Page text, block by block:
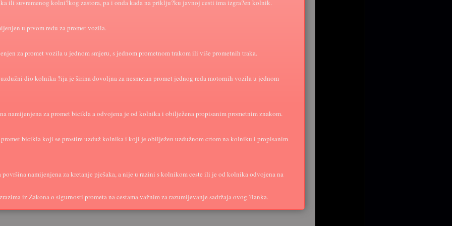
ili suvremenog kolni?kog zastora, pa i onda kada na priklju?ku javnoj cesti ima izgra?en kolnik.
u prvom redu za promet vozila.
za promet vozila u jednom smjeru, s jednom prometnom trakom ili više prometnih traka.
dio kolnika ?ija je širina dovoljna za nesmetan promet jednog reda motornih vozila u jednom
namijenjena za promet bicikla a odvojena je od kolnika i obilježena propisanim prometnim znakom.
bicikla koji se prostire uzduž kolnika i koji je obilježen uzdužnom crtom na kolniku i propisanim
površina namijenjena za kretanje pješaka, a nije u razini s kolnikom ceste ili je od kolnika odvojena na
iz Zakona o sigurnosti prometa na cestama važnim za razumijevanje sadržaja ovog ?lanka.